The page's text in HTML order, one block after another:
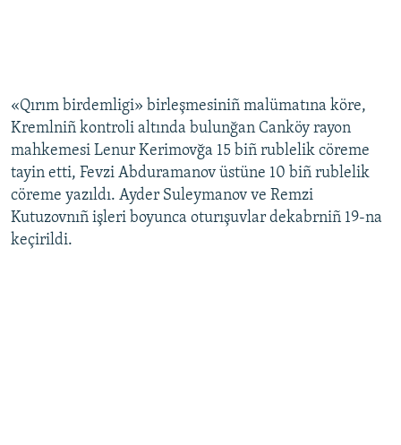
«Qırım birdemligi» birleşmesiniñ malümatına köre,
Kremlniñ kontroli altında bulunğan Canköy rayon
mahkemesi Lenur Kerimovğa 15 biñ rublelik cöreme
tayin etti, Fevzi Abduramanov üstüne 10 biñ rublelik
cöreme yazıldı. Ayder Suleymanov ve Remzi
Kutuzovnıñ işleri boyunca oturışuvlar dekabrniñ 19-na
keçirildi.